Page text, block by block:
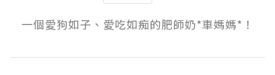
一個愛狗如子、愛吃如痴的肥師奶*車媽媽*！